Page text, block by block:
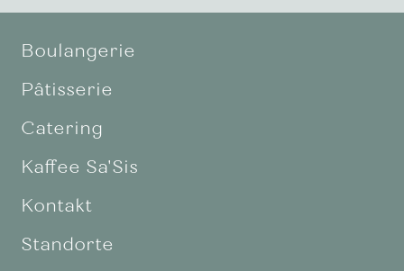
Boulangerie
Pâtisserie
Catering
Kaffee Sa'Sis
Kontakt
Standorte